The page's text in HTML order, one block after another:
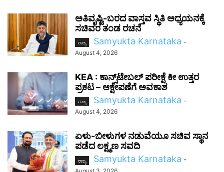
ಅತಿವೃಷ್ಟಿ-ಬರದ ವಾಸ್ತವ ಸ್ಥಿತಿ ಅಧ್ಯಯನಕ್ಕೆ
ಸಚಿವರ ತಂಡ ರಚನೆ
ರಾಜ್ಯ Samyukta Karnataka -
August 4, 2026
KEA : ಕಾನ್ಸ್‌ಟೇಬಲ್ ಪರೀಕ್ಷೆ ಕೀ ಉತ್ತರ
ಪ್ರಕಟ – ಆಕ್ಷೇಪಣೆಗೆ ಅವಕಾಶ
ರಾಜ್ಯ Samyukta Karnataka -
August 4, 2026
ಏಳು-ಬೀಳುಗಳ ನಡುವೆಯೂ ಸಚಿವ ಸ್ಥಾನ
ಪಡೆದ ಲಕ್ಷ್ಮಣ ಸವದಿ
ರಾಜ್ಯ Samyukta Karnataka -